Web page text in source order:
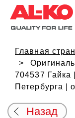
Главная
704537 Гайка
Петербурга |
Назад